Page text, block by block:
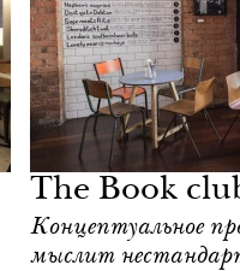
The Book
Концептуальное
мыслит